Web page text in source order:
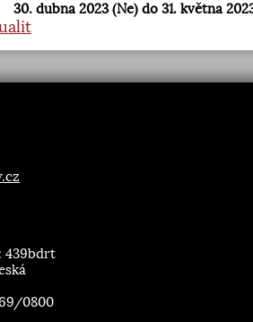
30. dubna 2023 (Ne) do 31. května
439bdrt
0800